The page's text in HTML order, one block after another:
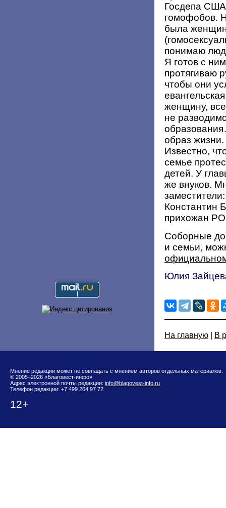
Госдепа США
гомофобов.
была
понимаю
Я готов с
протягиваю
чтобы они
женщину,
не
образ
Известно,
семье
детей. У
же внуков.
Константин
прихожан
Соборные
и семьи,
Юлия
На главную В
Мнение редакции может не совпадать с мнением авторов отдельных материалов.
© 2005–2026 «Благовест-инфо»
Адрес электронной почты редакции: info@blagovest-info.ru
Телефон редакции: +7 499 264 97 72
12+